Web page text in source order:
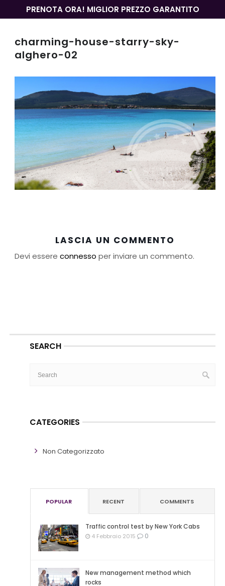
PRENOTA ORA! MIGLIOR PREZZO GARANTITO
charming-house-starry-sky-
alghero-02
LASCIA UN COMMENTO
Devi essere connesso per inviare un commento.
SEARCH
CATEGORIES
Non Categorizzato
POPULAR RECENT COMMENTS
Traffic control test by New York Cabs
4 Febbraio 2015 0
New management method which
rocks